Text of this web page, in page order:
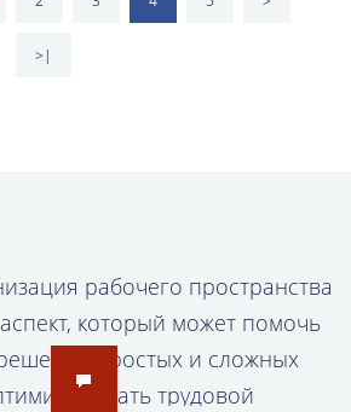
>|
рабочего пространства
который может помочь
простых и сложных
трудовой